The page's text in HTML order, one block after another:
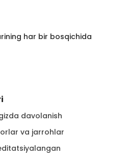
har bir bosqichida
davolanish
va jarrohlar